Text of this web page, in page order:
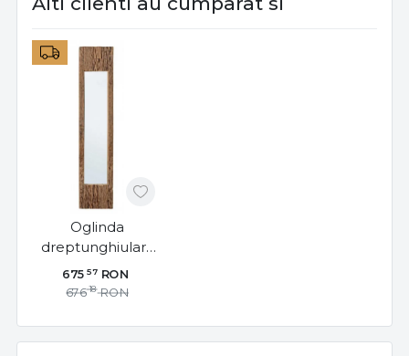
Oglinda
dreptunghiulara
maro din lemn
reciclat, 120x25
Bizzotto
675 57 RON
67618 RON